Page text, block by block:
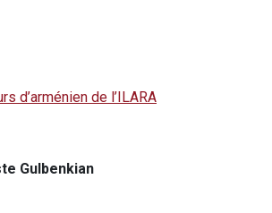
d’arménien de l’ILARA
Gulbenkian